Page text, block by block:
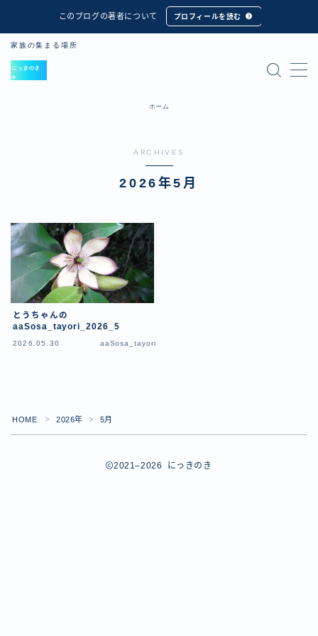
このブログの著者について プロフィールを読む
家族の集まる場所
MENU
Bosonou_tayori 南部での農作業の様子を配信します
むすめ３
プロフィール
はじめに
お問い合わせ
ホーム
ARCHIVES
2026年5月
とうちゃんの
aaSosa_tayori_2026_5
2026.05.30 aaSosa_tayori
HOME ＞ 2026年 ＞ 5月
2021–2026 にっきのき